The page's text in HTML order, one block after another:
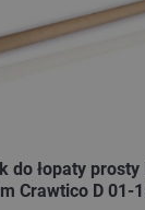
do łopaty prosty
Crawtico D 01-